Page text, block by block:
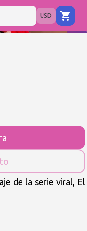
USD
de la serie viral, El